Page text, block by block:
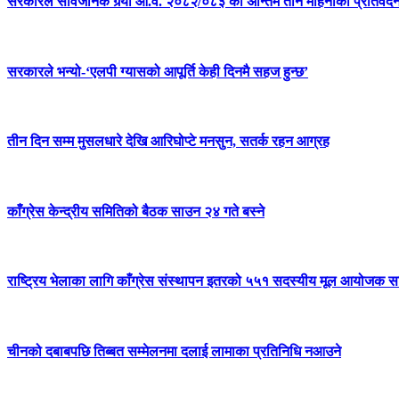
सरकारले भन्यो-‘एलपी ग्यासको आपूर्ति केही दिनमै सहज हुन्छ’
तीन दिन सम्म मुसलधारे देखि आरिघोप्टे मनसुन, सतर्क रहन आग्रह
काँग्रेस केन्द्रीय समितिको बैठक साउन २४ गते बस्ने
राष्ट्रिय भेलाका लागि काँग्रेस संस्थापन इतरको ५५१ सदस्यीय मूल आयोजक
चीनको दबाबपछि तिब्बत सम्मेलनमा दलाई लामाका प्रतिनिधि नआउने